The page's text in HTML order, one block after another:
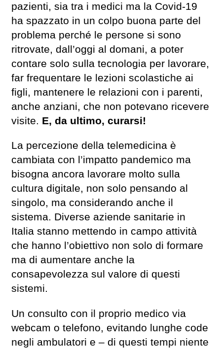
pazienti, sia tra i medici ma la Covid-19
ha spazzato in un colpo buona parte del
problema perché le persone si sono
ritrovate, dall’oggi al domani, a poter
contare solo sulla tecnologia per lavorare,
far frequentare le lezioni scolastiche ai
figli, mantenere le relazioni con i parenti,
anche anziani, che non potevano ricevere
visite. E, da ultimo, curarsi!
La percezione della telemedicina è
cambiata con l’impatto pandemico ma
bisogna ancora lavorare molto sulla
cultura digitale, non solo pensando al
singolo, ma considerando anche il
sistema. Diverse aziende sanitarie in
Italia stanno mettendo in campo attività
che hanno l’obiettivo non solo di formare
ma di aumentare anche la
consapevolezza sul valore di questi
sistemi.
Un consulto con il proprio medico via
webcam o telefono, evitando lunghe code
negli ambulatori e – di questi tempi niente